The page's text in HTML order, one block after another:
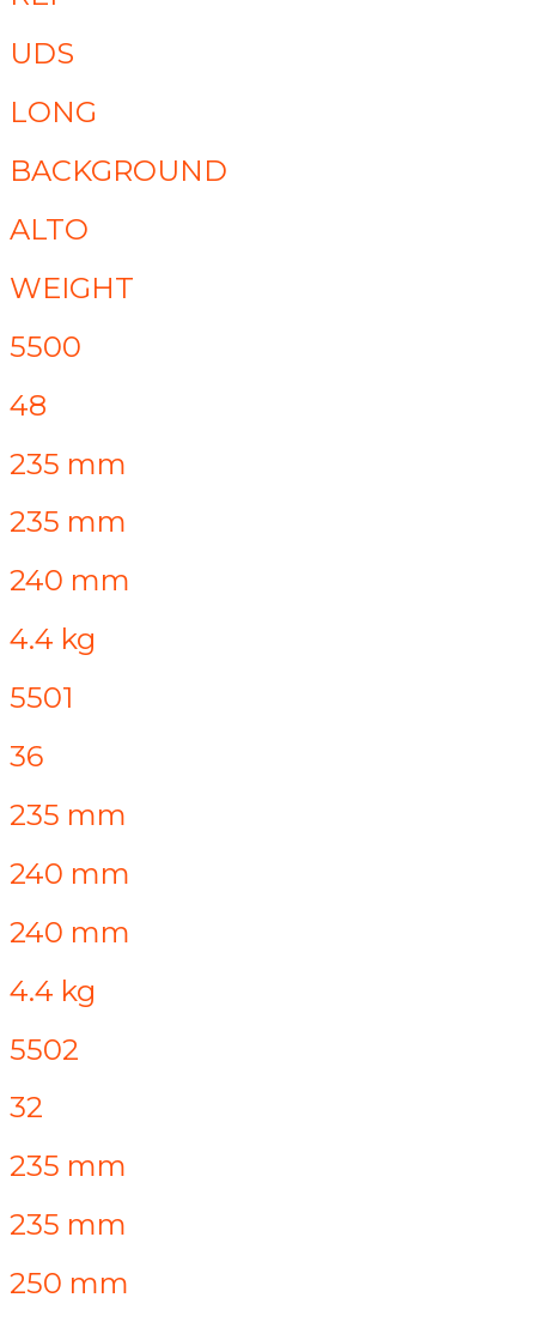
UDS
LONG
BACKGROUND
ALTO
WEIGHT
5500
48
235 mm
235 mm
240 mm
4.4 kg
5501
36
235 mm
240 mm
240 mm
4.4 kg
5502
32
235 mm
235 mm
250 mm